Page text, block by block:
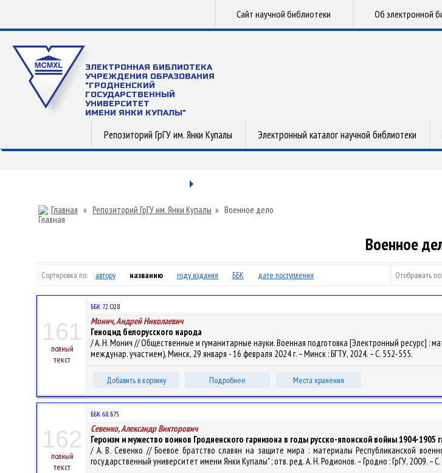
Сайт научной библиотеки Об электронной
ЭЛЕКТРОННАЯ БИБЛИОТЕКА
УЧРЕЖДЕНИЯ ОБРАЗОВАНИЯ
"ГРОДНЕНСКИЙ
ГОСУДАРСТВЕННЫЙ
УНИВЕРСИТЕТ
ИМЕНИ ЯНКИ КУПАЛЫ"
Репозиторий ГрГУ им. Янки Купалы Электронный каталог научной библиотеки
Главная » Репозиторий ГрГУ им. Янки Купалы » Военное дело
Военное
Сортировка по: автору названию году издания ББК дате поступления Отображать по:
161
полный
текст
ББК 72.О28
Монич, Андрей Николаевич
Геноцид белорусского народа
/ А. Н. Монич // Общественные и гуманитарные науки. Военная подготовка [Электронный ресурс] :
междунар. участием), Минск, 29 января - 16 февраля 2024 г. – Минск : БГТУ, 2024. – С. 552-555.
Добавить в корзину Подробнее Места хранения
162
полный
текст
ББК 68.Б75
Севенко, Александр Викторович
Героизм и мужество воинов Гродненского гарнизона в годы русско-японской войны 1904-
/ А. В. Севенко // Боевое братство славян на защите мира : материалы Республиканской
государственный университет имени Янки Купалы" ; отв. ред. А. Н. Родионов. – Гродно : ГрГУ, 2009. –